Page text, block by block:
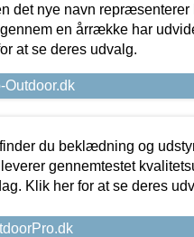
det nye navn repræsenterer
en årrække har
at se deres udvalg.
Outdoor.dk
du beklædning og
gennemtestet
Klik her for at se deres